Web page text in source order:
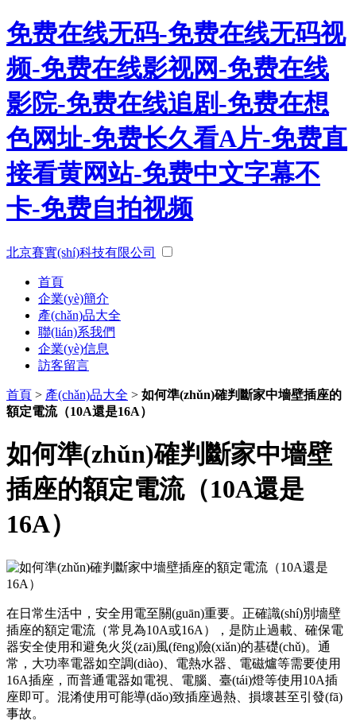
免费在线无码-免费在线无码视
频-免费在线影视网-免费在线
影院-免费在线追剧-免费在想
色网址-免费长久看A片-免费直
接看黄网站-免费中文字幕不
卡-免费自拍视频
北京賽實(shí)科技有限公司
首頁
企業(yè)簡介
產(chǎn)品大全
聯(lián)系我們
企業(yè)信息
訪客留言
首頁 > 產(chǎn)品大全 > 如何準(zhǔn)確判斷家中墻壁插座的
額定電流（10A還是16A）
如何準(zhǔn)確判斷家中墻壁
插座的額定電流（10A還是
16A）
在日常生活中，安全用電至關(guān)重要。正確識(shí)別墻壁
插座的額定電流（常見為10A或16A），是防止過載、確保電
器安全使用和避免火災(zāi)風(fēng)險(xiǎn)的基礎(chǔ)。通
常，大功率電器如空調(diào)、電熱水器、電磁爐等需要使用
16A插座，而普通電器如電視、電腦、臺(tái)燈等使用10A插
座即可。混淆使用可能導(dǎo)致插座過熱、損壞甚至引發(fā)
事故。